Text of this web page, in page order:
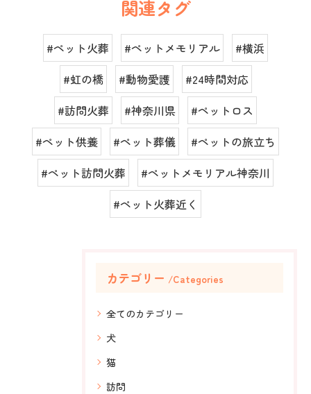
関連タグ
#ペット火葬 #ペットメモリアル
#横浜
#虹の橋
#動物愛護
#24時間対応
#訪問火葬
#神奈川県
#ペットロス
#ペット供養
#ペット葬儀
#ペットの旅立ち
#ペット訪問火葬
#ペットメモリアル神奈川
#ペット火葬近く
カテゴリー Categories
全てのカテゴリー
犬
猫
訪問